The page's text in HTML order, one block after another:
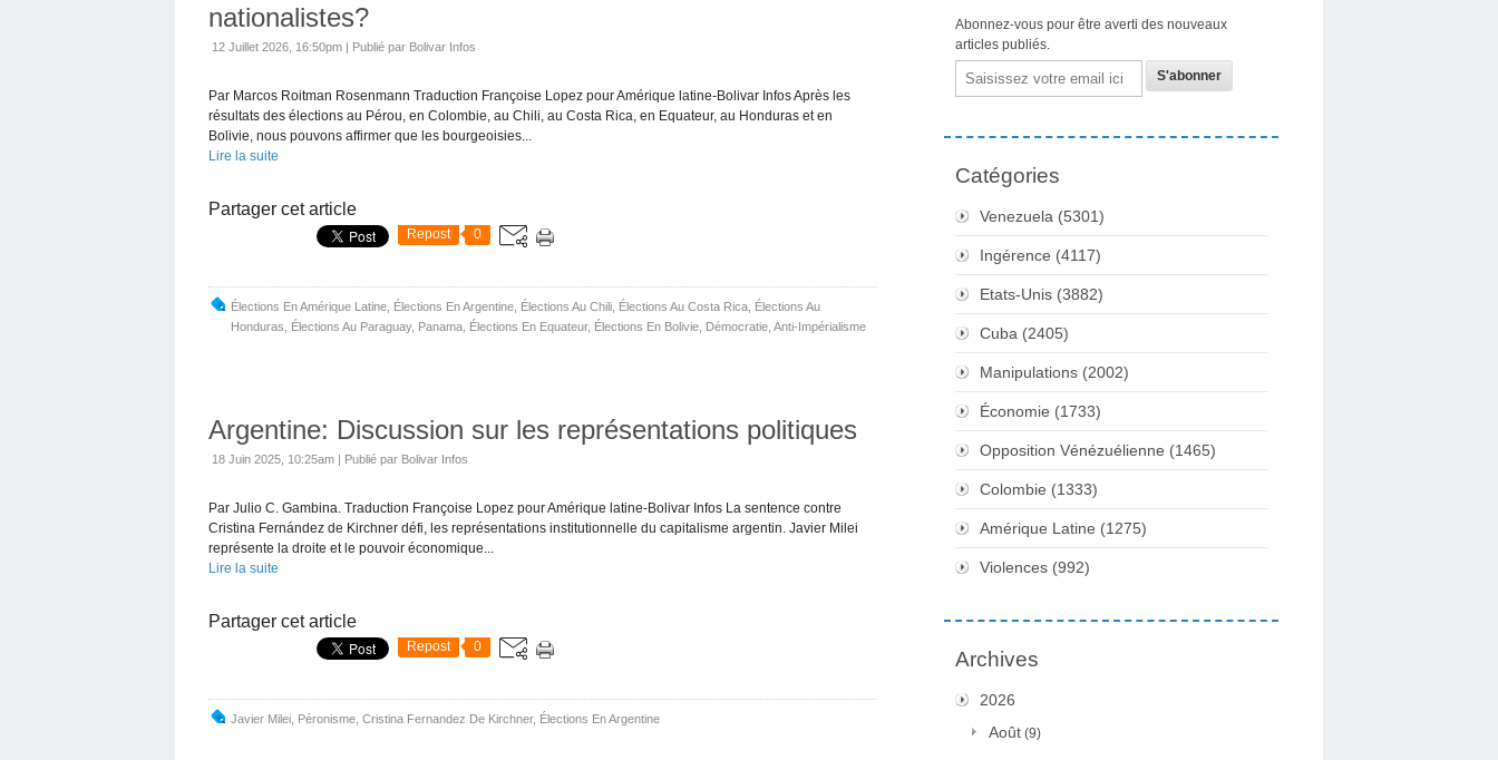
nationalistes?
12 Juillet 2026, 16:50pm | Publié par Bolivar Infos
Par Marcos Roitman Rosenmann Traduction Françoise Lopez pour Amérique latine-Bolivar Infos Après les
résultats des élections au Pérou, en Colombie, au Chili, au Costa Rica, en Equateur, au Honduras et en
Bolivie, nous pouvons affirmer que les bourgeoisies...
Lire la suite
Partager cet article
Repost 0
Élections En Amérique Latine Élections En Argentine Élections Au Chili Élections Au Costa Rica Élections Au
Honduras
Élections Au Paraguay, Panama Élections En Equateur, Élections En Bolivie Démocratie Anti-Impérialisme
Argentine: Discussion sur les représentations politiques
18 Juin 2025, 10:25am | Publié par Bolivar Infos
Par Julio C. Gambina. Traduction Françoise Lopez pour Amérique latine-Bolivar Infos La sentence contre
Cristina Fernández de Kirchner défi, les représentations institutionnelle du capitalisme argentin. Javier Milei
représente la droite et le pouvoir économique...
Lire la suite
Partager cet article
Repost 0
Javier Milei Péronisme Cristina Fernandez De Kirchner, Élections En Argentine
Abonnez-vous pour être averti des nouveaux
articles publiés.
Email
Catégories
Venezuela (5301)
Ingérence (4117)
Etats-Unis (3882)
Cuba (2405)
Manipulations (2002)
Économie (1733)
Opposition Vénézuélienne (1465)
Colombie (1333)
Amérique Latine (1275)
Violences (992)
Archives
2026
Août (9)